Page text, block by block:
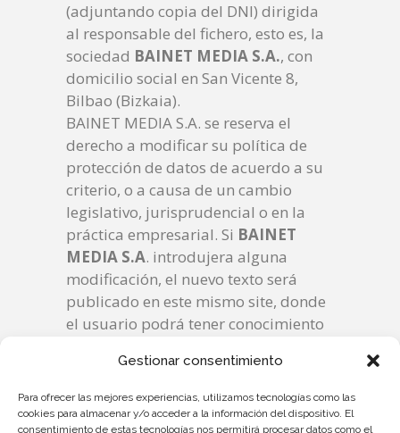
Gestionar consentimiento
Para ofrecer las mejores experiencias, utilizamos tecnologías como las
cookies para almacenar y/o acceder a la información del dispositivo. El
consentimiento de estas tecnologías nos permitirá procesar datos como el
(adjuntando copia del DNI) dirigida
al responsable del fichero, esto es, la
sociedad BAINET MEDIA S.A., con
domicilio social en San Vicente 8,
Bilbao (Bizkaia).
BAINET MEDIA S.A. se reserva el
derecho a modificar su política de
protección de datos de acuerdo a su
criterio, o a causa de un cambio
legislativo, jurisprudencial o en la
práctica empresarial. Si BAINET
MEDIA S.A. introdujera alguna
modificación, el nuevo texto será
publicado en este mismo site, donde
el usuario podrá tener conocimiento
En cualquier caso, la relación con los
usuarios se regirá por las normas
previstas en el momento preciso en